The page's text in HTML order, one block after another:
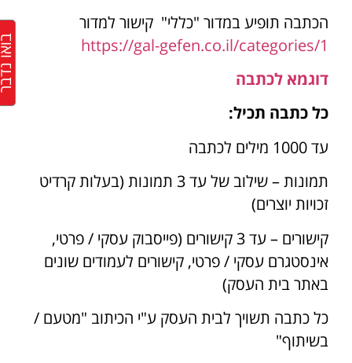
הכתבה תופיע במדור "כללי" קישור למדור
https://gal-gefen.co.il/categories/1
דוגמא לכתבה
כל כתבה תכיל:
עד 1000 מילים לכתבה
תמונות – שילוב של עד 3 תמונות (בעלות קרדיט
זכויות יוצרים)
קישורים – עד 3 קישורים (פייסבוק עסקי / פרטי,
אינסטגרם עסקי / פרטי, קישורים לעמודים שונים
באתר בית העסק)
כל כתבה תשויך לבית העסק ע"י הכיתוב "מטעם /
בשיתוף"